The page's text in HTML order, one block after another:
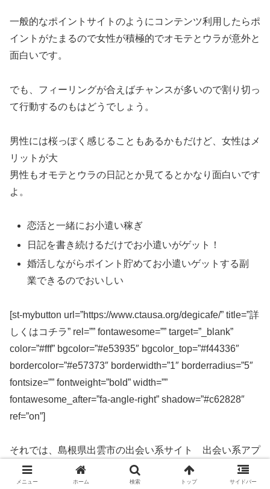
一般的なポイントサイトのようにコンテンツ利用したらポ
イントがたまるので女性が積極的でオモテとウラが意外と
面白いです。
でも、フィーリングが合えばチャンスが多いので割り切っ
て行動するのもはどうでしょう。
男性には桜っぽく感じることもあるかもだけど、女性はメ
リットが大
男性もオモテとウラの日記とか見てるとかなり面白いです
よ。
恋活と一緒にお小遣い稼ぎ
日記を書き続けるだけでお小遣いがゲット！
婚活しながらポイント貯めてお小遣いゲットする副
業できるのでおいしい
[st-mybutton url=”https://www.ctausa.org/degicafe/” title=”詳
しくはコチラ” rel=”” fontawesome=”” target=”_blank”
color=”#fff” bgcolor=”#e53935″ bgcolor_top=”#f44336″
bordercolor=”#e57373″ borderwidth=”1″ borderradius=”5″
fontsize=”” fontweight=”bold” width=””
fontawesome_after=”fa-angle-right” shadow=”#c62828″
ref=”on”]
それでは、島根県出雲市の出会い系サイト 出会い系アプ
リを実際に使ってみた感想などを解説します。
メニュー ホーム 検索 トップ サイドバー